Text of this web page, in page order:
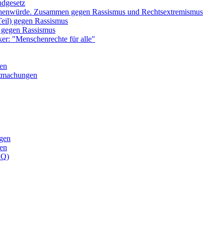
Zusammen gegen Rassismus und Rechtsextremismus
gegen Rassismus
Rassismus
"Menschenrechte für alle"